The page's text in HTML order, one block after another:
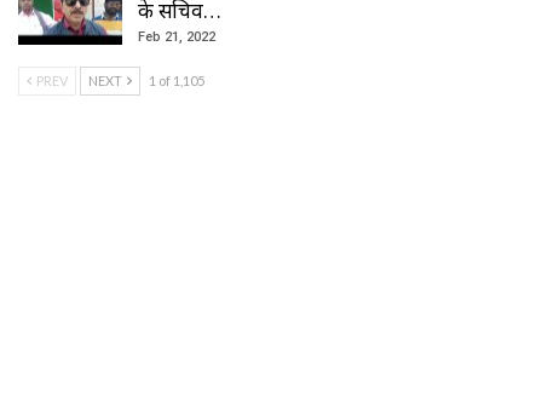
के सचिव…
Feb 21, 2022
PREV NEXT 1 of 1,105